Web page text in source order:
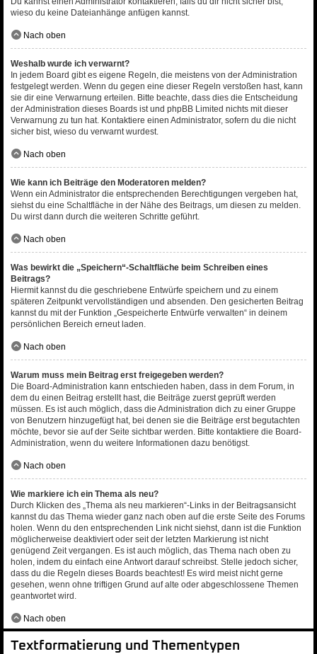
wieso du keine Dateianhänge anfügen kannst.
Nach oben
Weshalb wurde ich verwarnt?
In jedem Board gibt es eigene Regeln, die meistens von der Administration
festgelegt werden. Wenn du gegen eine dieser Regeln verstoßen hast, kann
sie dir eine Verwarnung erteilen. Bitte beachte, dass dies die Entscheidung
der Administration dieses Boards ist und phpBB Limited nichts mit dieser
Verwarnung zu tun hat. Kontaktiere einen Administrator, sofern du die nicht
sicher bist, wieso du verwarnt wurdest.
Nach oben
Wie kann ich Beiträge den Moderatoren melden?
Wenn ein Administrator die entsprechenden Berechtigungen vergeben hat,
siehst du eine Schaltfläche in der Nähe des Beitrags, um diesen zu melden.
Du wirst dann durch die weiteren Schritte geführt.
Nach oben
Was bewirkt die „Speichern“-Schaltfläche beim Schreiben eines
Beitrags?
Hiermit kannst du die geschriebene Entwürfe speichern und zu einem
späteren Zeitpunkt vervollständigen und absenden. Den gesicherten Beitrag
kannst du mit der Funktion „Gespeicherte Entwürfe verwalten“ in deinem
persönlichen Bereich erneut laden.
Nach oben
Warum muss mein Beitrag erst freigegeben werden?
Die Board-Administration kann entschieden haben, dass in dem Forum, in
dem du einen Beitrag erstellt hast, die Beiträge zuerst geprüft werden
müssen. Es ist auch möglich, dass die Administration dich zu einer Gruppe
von Benutzern hinzugefügt hat, bei denen sie die Beiträge erst begutachten
möchte, bevor sie auf der Seite sichtbar werden. Bitte kontaktiere die Board-
Administration, wenn du weitere Informationen dazu benötigst.
Nach oben
Wie markiere ich ein Thema als neu?
Durch Klicken des „Thema als neu markieren“-Links in der Beitragsansicht
kannst du das Thema wieder ganz nach oben auf die erste Seite des Forums
holen. Wenn du den entsprechenden Link nicht siehst, dann ist die Funktion
möglicherweise deaktiviert oder seit der letzten Markierung ist nicht
genügend Zeit vergangen. Es ist auch möglich, das Thema nach oben zu
holen, indem du einfach eine Antwort darauf schreibst. Stelle jedoch sicher,
dass du die Regeln dieses Boards beachtest! Es wird meist nicht gerne
gesehen, wenn ohne triftigen Grund auf alte oder abgeschlossene Themen
geantwortet wird.
Nach oben
Textformatierung und Thementypen